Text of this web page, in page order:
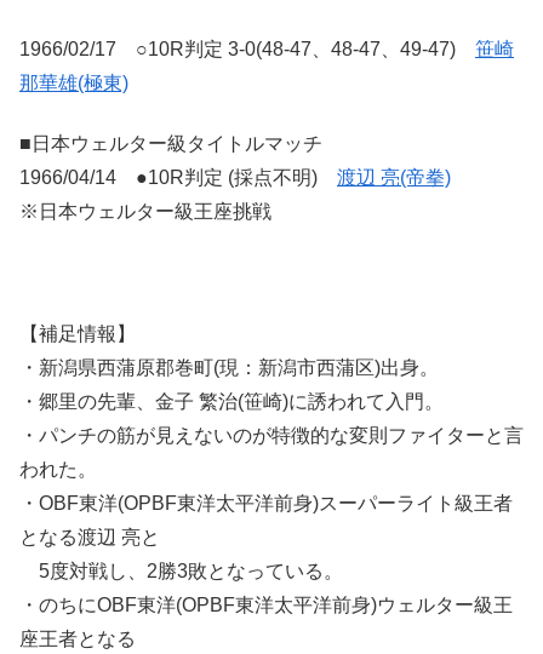
1966/02/17 ○10R判定 3-0(48-47、48-47、49-47) 笹崎
那華雄(極東)
■日本ウェルター級タイトルマッチ
1966/04/14 ●10R判定 (採点不明) 渡辺 亮(帝拳)
※日本ウェルター級王座挑戦
【補足情報】
・新潟県西蒲原郡巻町(現：新潟市西蒲区)出身。
・郷里の先輩、金子 繁治(笹崎)に誘われて入門。
・パンチの筋が見えないのが特徴的な変則ファイターと言
われた。
・OBF東洋(OPBF東洋太平洋前身)スーパーライト級王者
となる渡辺 亮と
5度対戦し、2勝3敗となっている。
・のちにOBF東洋(OPBF東洋太平洋前身)ウェルター級王
座王者となる